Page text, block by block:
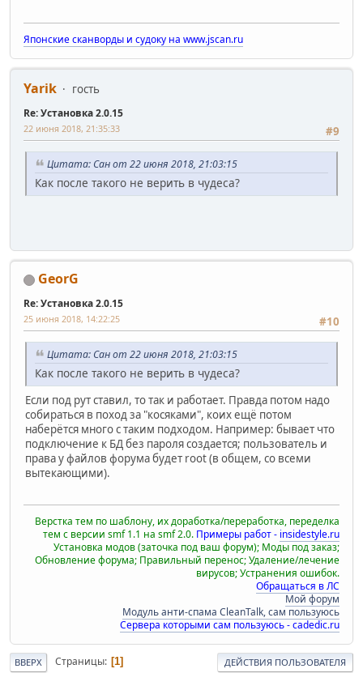
Японские сканворды и судоку на www.jscan.ru
Yarik гость
Re: Установка 2.0.15
#9
22 июня 2018, 21:35:33
Цитата: Сан от 22 июня 2018, 21:03:15
Как после такого не верить в чудеса?
GeorG
Re: Установка 2.0.15
#10
25 июня 2018, 14:22:25
Цитата: Сан от 22 июня 2018, 21:03:15
Как после такого не верить в чудеса?
Если под рут ставил, то так и работает. Правда потом надо
собираться в поход за "косяками", коих ещё потом
наберётся много с таким подходом. Например: бывает что
подключение к БД без пароля создается; пользователь и
права у файлов форума будет root (в общем, со всеми
вытекающими).
Верстка тем по шаблону, их доработка/переработка, переделка
тем с версии smf 1.1 на smf 2.0. Примеры работ - insidestyle.ru
Установка модов (заточка под ваш форум); Моды под заказ;
Обновление форума; Правильный перенос; Удаление/лечение
вирусов; Устранения ошибок.
Обращаться в ЛС
Мой форум
Модуль анти-спама CleanTalk, сам пользуюсь
Сервера которыми сам пользуюсь - cadedic.ru
ВВЕРХ Страницы 1 ДЕЙСТВИЯ ПОЛЬЗОВАТЕЛЯ